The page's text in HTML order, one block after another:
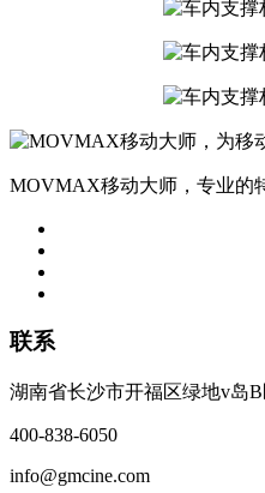
MOVMAX移动大师，专业的
联系
湖南省长沙市开福区绿地v岛B
400-838-6050
info@gmcine.com